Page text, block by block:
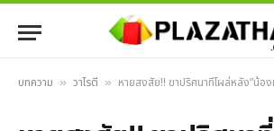
บทความ » วาไรตี้ » หายสงสัย!! ขาปริศนาที่โผล่หลัง”น้อ